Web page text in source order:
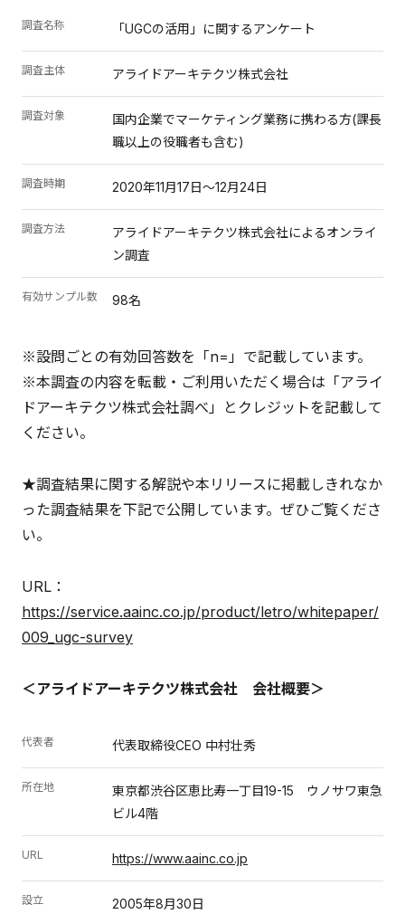
調査名称 「UGCの活用」に関するアンケート
調査主体 アライドアーキテクツ株式会社
調査対象
国内企業でマーケティング業務に携わる方(課長
職以上の役職者も含む)
調査時期 2020年11月17日～12月24日
調査方法
アライドアーキテクツ株式会社によるオンライ
ン調査
有効サンプル数 98名
※設問ごとの有効回答数を「n=」で記載しています。
※本調査の内容を転載・ご利用いただく場合は「アライ
ドアーキテクツ株式会社調べ」とクレジットを記載して
ください。
★調査結果に関する解説や本リリースに掲載しきれなか
った調査結果を下記で公開しています。ぜひご覧くださ
い。
URL：
https://service.aainc.co.jp/product/letro/whitepaper/
009_ugc-survey
＜アライドアーキテクツ株式会社 会社概要＞
代表者 代表取締役CEO 中村壮秀
所在地
東京都渋谷区恵比寿一丁目19-15 ウノサワ東急
ビル4階
URL https://www.aainc.co.jp
設立 2005年8月30日